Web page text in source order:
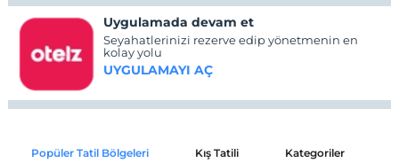
Uygulamada devam et
Seyahatlerinizi rezerve edip yönetmenin en
kolay yolu
UYGULAMAYI AÇ
Popüler Tatil Bölgeleri Kış Tatili Kategoriler